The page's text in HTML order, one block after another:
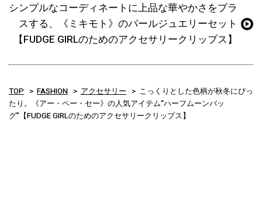
シンプルなコーディネートに上品な華やかさをプラ
スする、《ミキモト》のパールジュエリーセット
【FUDGE GIRLのためのアクセサリークリップス】
TOP FASHION アクセサリー
こっくりとした色柄が秋冬にぴっ
たり。《アー・ペー・セー》の人気アイテム“ハーフムーンバッ
グ”【FUDGE GIRLのためのアクセサリークリップス】